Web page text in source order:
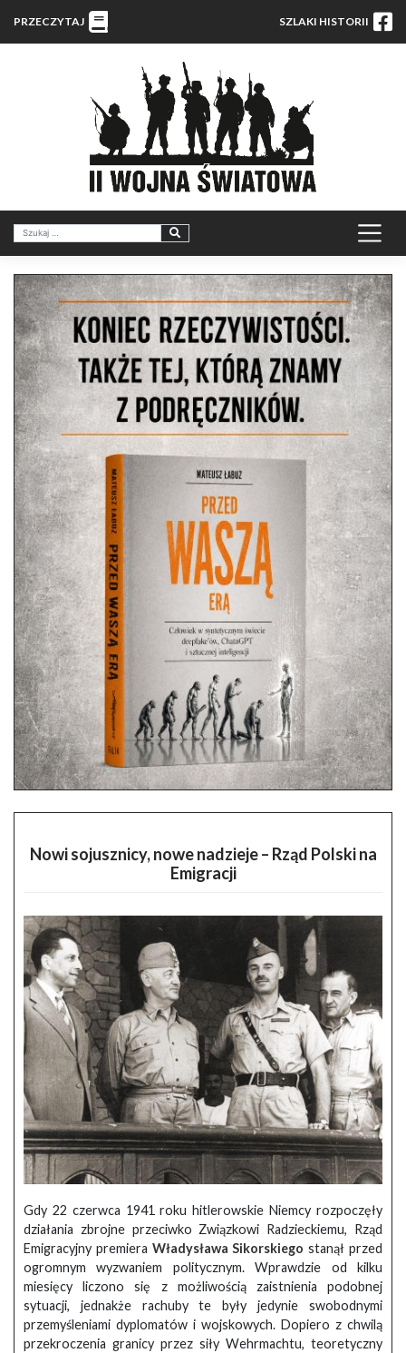
PRZECZYTAJ SZLAKI HISTORII
Nowi sojusznicy, nowe nadzieje – Rząd Polski na
Emigracji
Gdy 22 czerwca 1941 roku hitlerowskie Niemcy rozpoczęły
działania zbrojne przeciwko Związkowi Radzieckiemu, Rząd
Emigracyjny premiera Władysława Sikorskiego stanął przed
ogromnym wyzwaniem politycznym. Wprawdzie od kilku
miesięcy liczono się z możliwością zaistnienia podobnej
sytuacji, jednakże rachuby te były jedynie swobodnymi
przemyśleniami dyplomatów i wojskowych. Dopiero z chwilą
przekroczenia granicy przez siły Wehrmachtu, teoretyczny